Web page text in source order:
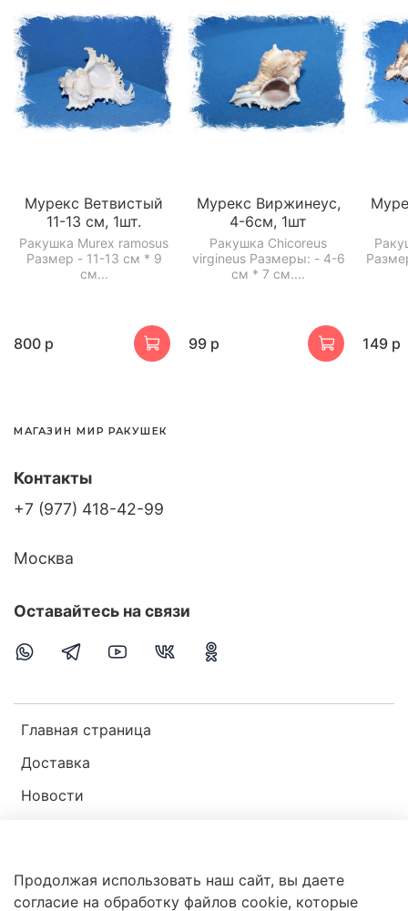
Мурекс Ветвистый
11-13 см, 1шт.
Ракушка Murex ramosus
Размер - 11-13 см * 9
см...
800 р
Мурекс Виржинеус,
4-6см, 1шт
Ракушка Chicoreus
virgineus Размеры: - 4-6
см * 7 см....
99 р 149 р
МАГАЗИН МИР РАКУШЕК
Главная страница
Доставка
Новости
Политика конфиденциальности
Контакты
+7 (977) 418-42-99
Москва
Оставайтесь на связи
Продолжая использовать наш сайт, вы даете
согласие на обработку файлов cookie, которые